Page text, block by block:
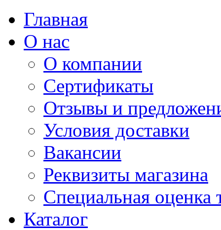
Главная
О нас
О компании
Сертификаты
Отзывы и
Условия доставки
Вакансии
Реквизиты магазина
Специальная оценка
Каталог